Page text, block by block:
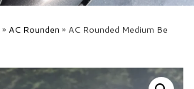
» AC Rounden » AC Rounded Medium Be